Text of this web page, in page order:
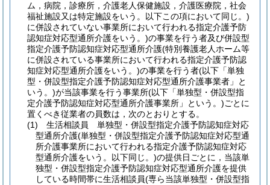
ム，病院，診療所，介護老人保健施設，介護医療院，社会
福祉施設又は特定施設をいう。以下この項において同じ。)
に併設されていない事業所において行われる指定介護予防
認知症対応型通所介護をいう。)の事業を行う者及び併設型
指定介護予防認知症対応型通所介護(特別養護老人ホーム等
に併設されている事業所において行われる指定介護予防認
知症対応型通所介護をいう。)の事業を行う者(以下「単独
型・併設型指定介護予防認知症対応型通所介護事業者」と
いう。)が当該事業を行う事業所(以下「単独型・併設型指
定介護予防認知症対応型通所介護事業所」という。)ごとに
置くべき従業者の員数は，次のとおりとする。
(1)
生活相談員 単独型・併設型指定介護予防認知症対応
型通所介護(単独型・併設型指定介護予防認知症対応型通
所介護事業所において行われる指定介護予防認知症対応
型通所介護をいう。以下同じ。)の提供日ごとに，当該単
独型・併設型指定介護予防認知症対応型通所介護を提供
している時間帯に生活相談員(専ら当該単独型・併設型指